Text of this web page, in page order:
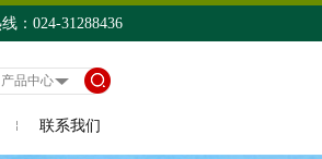
：024-31288436
联系我们